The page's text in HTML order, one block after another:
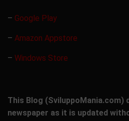
– Google Play
– Amazon Appstore
– Windows Store
This Blog (SviluppoMania.com)
newspaper as it is updated